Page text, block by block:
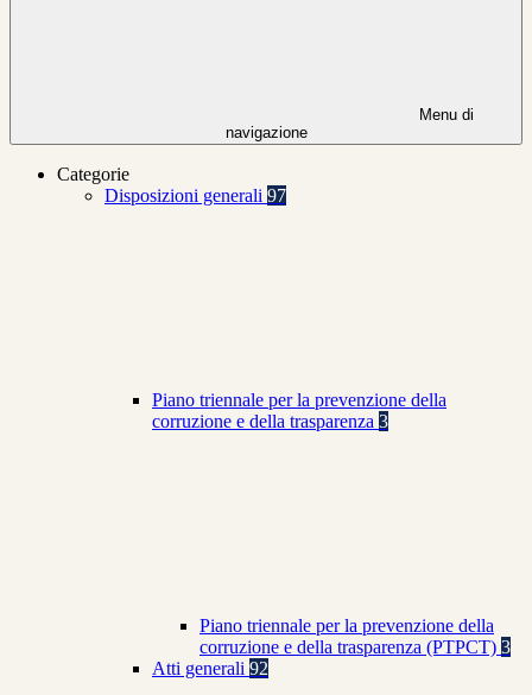
Menu di
navigazione
Categorie
Disposizioni generali 97
Piano triennale per la prevenzione della
corruzione e della trasparenza 3
Piano triennale per la prevenzione della
corruzione e della trasparenza (PTPCT) 3
Atti generali 92